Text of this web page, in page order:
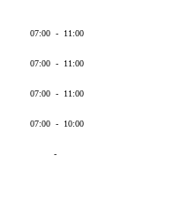
07:00 - 11:00
07:00 - 11:00
07:00 - 11:00
07:00 - 10:00
-